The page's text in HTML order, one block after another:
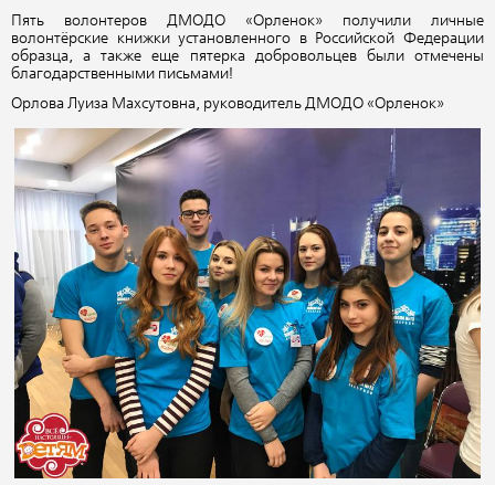
Пять волонтеров ДМОДО «Орленок» получили личные
волонтёрские книжки установленного в Российской Федерации
образца, а также еще пятерка добровольцев были отмечены
благодарственными письмами!
Орлова Луиза Махсутовна, руководитель ДМОДО «Орленок»